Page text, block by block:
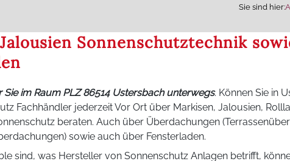
Sie sind hier:
Sonnenschutztechnik
Sie im Raum PLZ 86514 Ustersbach unterwegs. Können Sie in
Fachhändler jederzeit Vor Ort über Markisen, Jalousien,
beraten. Auch über Überdachungen
sowie auch über Fensterladen.
sind, was Hersteller von Sonnenschutz Anlagen betrifft,